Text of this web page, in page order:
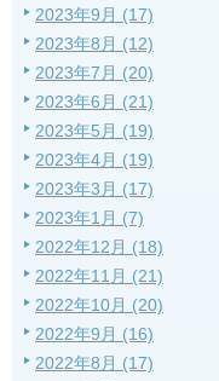
2023年9月 (17)
2023年8月 (12)
2023年7月 (20)
2023年6月 (21)
2023年5月 (19)
2023年4月 (19)
2023年3月 (17)
2023年1月 (7)
2022年12月 (18)
2022年11月 (21)
2022年10月 (20)
2022年9月 (16)
2022年8月 (17)